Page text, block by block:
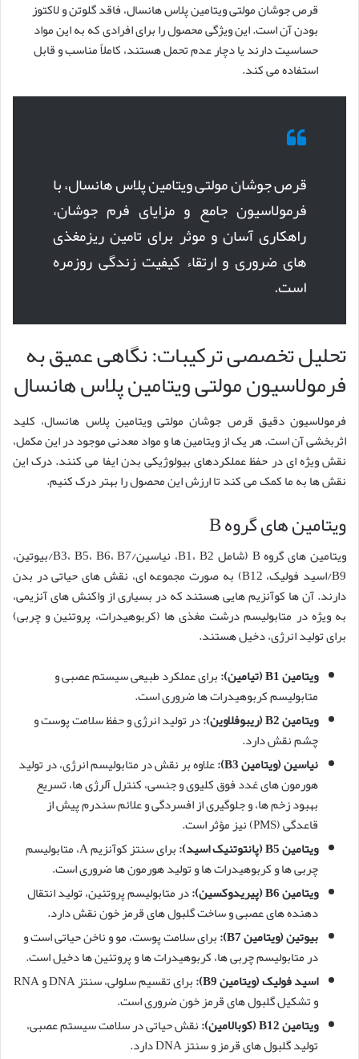
قرص جوشان مولتی ویتامین پلاس هانسال، فاقد گلوتن و لاکتوز
بودن آن است. این ویژگی محصول را برای افرادی که به این مواد
حساسیت دارند یا دچار عدم تحمل هستند، کاملاً مناسب و قابل
استفاده می کند.
قرص جوشان مولتی ویتامین پلاس هانسال، با
فرمولاسیون جامع و مزایای فرم جوشان،
راهکاری آسان و موثر برای تامین ریزمغذی
های ضروری و ارتقاء کیفیت زندگی روزمره
است.
تحلیل تخصصی ترکیبات: نگاهی عمیق به
فرمولاسیون مولتی ویتامین پلاس هانسال
فرمولاسیون دقیق قرص جوشان مولتی ویتامین پلاس هانسال، کلید
اثربخشی آن است. هر یک از ویتامین ها و مواد معدنی موجود در این مکمل،
نقش ویژه ای در حفظ عملکردهای بیولوژیکی بدن ایفا می کنند. درک این
نقش ها به ما کمک می کند تا ارزش این محصول را بهتر درک کنیم.
ویتامین های گروه B
ویتامین های گروه B (شامل B1، B2، نیاسین/B3، B5، B6، B7/بیوتین،
B9/اسید فولیک، B12) به صورت مجموعه ای، نقش های حیاتی در بدن
دارند. آن ها کوآنزیم هایی هستند که در بسیاری از واکنش های آنزیمی،
به ویژه در متابولیسم درشت مغذی ها (کربوهیدرات، پروتئین و چربی)
برای تولید انرژی، دخیل هستند.
ویتامین B1 (تیامین):
برای عملکرد طبیعی سیستم عصبی و
متابولیسم کربوهیدرات ها ضروری است.
ویتامین B2 (ریبوفلاوین):
در تولید انرژی و حفظ سلامت پوست و
چشم نقش دارد.
نیاسین (ویتامین B3):
علاوه بر نقش در متابولیسم انرژی، در تولید
هورمون های غدد فوق کلیوی و جنسی، کنترل آلرژی ها، تسریع
بهبود زخم ها، و جلوگیری از افسردگی و علائم سندرم پیش از
قاعدگی (PMS) نیز مؤثر است.
ویتامین B5 (پانتوتنیک اسید):
برای سنتز کوآنزیم A، متابولیسم
چربی ها و کربوهیدرات ها و تولید هورمون ها ضروری است.
ویتامین B6 (پیریدوکسین):
در متابولیسم پروتئین، تولید انتقال
دهنده های عصبی و ساخت گلبول های قرمز خون نقش دارد.
بیوتین (ویتامین B7):
برای سلامت پوست، مو و ناخن حیاتی است و
در متابولیسم چربی ها، کربوهیدرات ها و پروتئین ها دخیل است.
اسید فولیک (ویتامین B9):
برای تقسیم سلولی، سنتز DNA و RNA
و تشکیل گلبول های قرمز خون ضروری است.
ویتامین B12 (کوبالامین):
نقش حیاتی در سلامت سیستم عصبی،
تولید گلبول های قرمز و سنتز DNA دارد.